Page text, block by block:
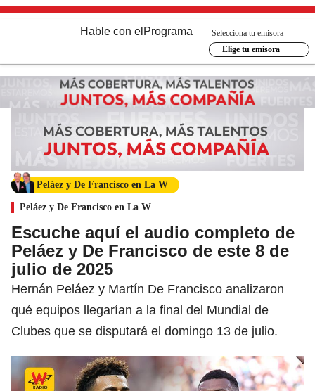
Hable con el Programa
Selecciona tu emisora
Elige tu emisora
Peláez y De Francisco en La W
Peláez y De Francisco en La W
Escuche aquí el audio completo de
Peláez y De Francisco de este 8 de
julio de 2025
Hernán Peláez y Martín De Francisco analizaron
qué equipos llegarían a la final del Mundial de
Clubes que se disputará el domingo 13 de julio.